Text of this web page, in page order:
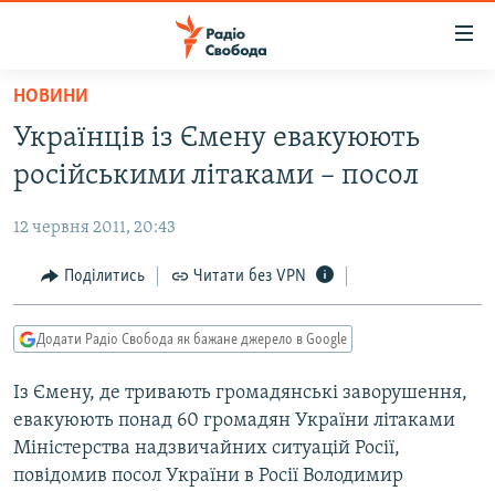
Перейти
основного
матеріалу
Перейти
до
навігації
Перейти
до
ВСЕ ЗА ДОБУ
СТАТТІ
ПОЛІТИКА
ЕКОНОМІКА
КУЛЬТУРА
СПОРТ
УКРАЇНА
СВІТ
ВІЙНА
РОСІЙСЬКА «ФІЛЬТРАЦІЯ»
КРИМ.РЕАЛІЇ
ТИ ЯК?
СХЕМИ
КИТАЙ.ВИКЛИКИ
НОВИНИ
Українців із Ємену евакуюють
російськими літаками – посол
12 червня 2011, 20:43
Поділитись Читати без VPN
Додати Радіо Свобода як бажане джерело в Google
Із Ємену, де тривають громадянські заворушення,
евакуюють понад 60 громадян України літаками
Міністерства надзвичайних ситуацій Росії,
повідомив посол України в Росії Володимир